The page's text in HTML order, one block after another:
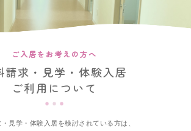
ご入居をお考えの方へ
請求・見学・体験入居
ご利用について
・見学・体験入居を検討されている方は、